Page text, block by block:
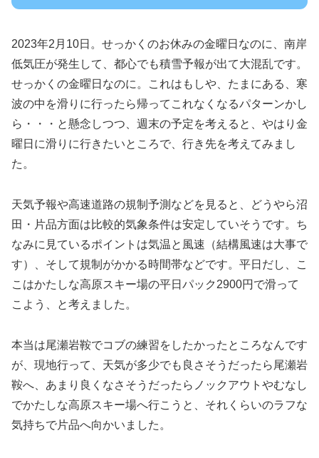
2023年2月10日。せっかくのお休みの金曜日なのに、南岸
低気圧が発生して、都心でも積雪予報が出て大混乱です。
せっかくの金曜日なのに。これはもしや、たまにある、寒
波の中を滑りに行ったら帰ってこれなくなるパターンかし
ら・・・と懸念しつつ、週末の予定を考えると、やはり金
曜日に滑りに行きたいところで、行き先を考えてみまし
た。
天気予報や高速道路の規制予測などを見ると、どうやら沼
田・片品方面は比較的気象条件は安定していそうです。ち
なみに見ているポイントは気温と風速（結構風速は大事で
す）、そして規制がかかる時間帯などです。平日だし、こ
こはかたしな高原スキー場の平日パック2900円で滑って
こよう、と考えました。
本当は尾瀬岩鞍でコブの練習をしたかったところなんです
が、現地行って、天気が多少でも良さそうだったら尾瀬岩
鞍へ、あまり良くなさそうだったらノックアウトやむなし
でかたしな高原スキー場へ行こうと、それくらいのラフな
気持ちで片品へ向かいました。